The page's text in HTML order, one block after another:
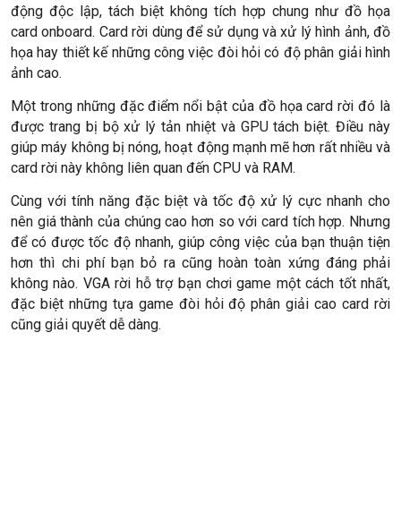
động độc lập, tách biệt không tích hợp chung như đồ họa
card onboard. Card rời dùng để sử dụng và xử lý hình ảnh, đồ
họa hay thiết kế những công việc đòi hỏi có độ phân giải hình
ảnh cao.
Một trong những đặc điểm nổi bật của đồ họa card rời đó là
được trang bị bộ xử lý tản nhiệt và GPU tách biệt. Điều này
giúp máy không bị nóng, hoạt động mạnh mẽ hơn rất nhiều và
card rời này không liên quan đến CPU và RAM.
Cùng với tính năng đặc biệt và tốc độ xử lý cực nhanh cho
nên giá thành của chúng cao hơn so với card tích hợp. Nhưng
để có được tốc độ nhanh, giúp công việc của bạn thuận tiện
hơn thì chi phí bạn bỏ ra cũng hoàn toàn xứng đáng phải
không nào. VGA rời hỗ trợ bạn chơi game một cách tốt nhất,
đặc biệt những tựa game đòi hỏi độ phân giải cao card rời
cũng giải quyết dễ dàng.